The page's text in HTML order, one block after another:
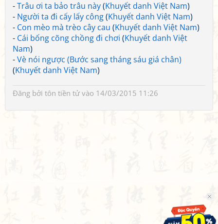
-Trâu ơi ta bảo trâu này(Khuyết danh Việt Nam)
- Người ta đi cấy lấy công(Khuyết danh Việt Nam)
- Con mèo mà trèo cây cau (Khuyết danh Việt Nam)
- Cái bống cõng chồng đi chơi (Khuyết danh Việt
Nam)
-Vè nói ngược (Bước sang tháng sáu giá chân)
(Khuyết danh Việt Nam)
Đăng bởi tôn tiền tửvào 14/03/2015 11:26